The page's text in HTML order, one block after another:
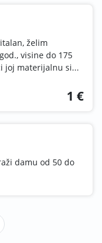
želim
visine do 175
joj materijalnu si...
1 €
damu od 50 do